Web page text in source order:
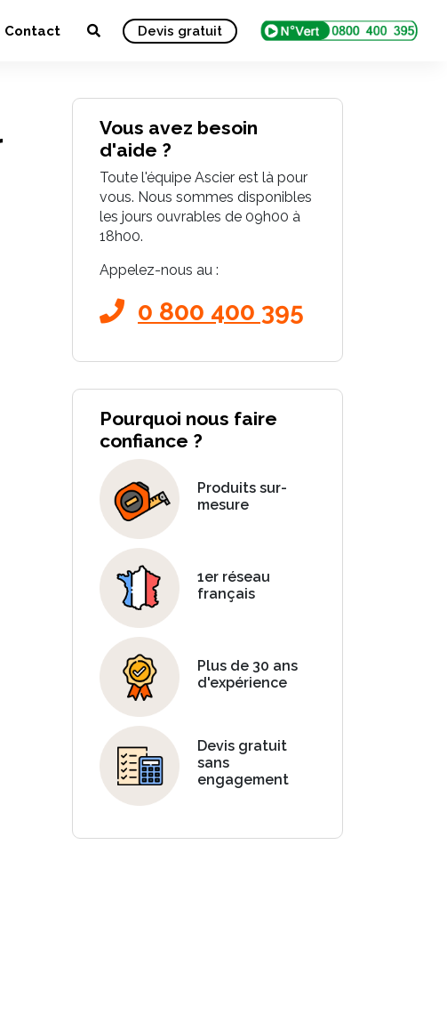
Contact Devis gratuit
Vous avez besoin
d'aide ?
Toute l'équipe Ascier est là pour
vous. Nous sommes disponibles
les jours ouvrables de 09h00 à
18h00.
Appelez-nous au :
0 800 400 395
Pourquoi nous faire
confiance ?
Produits sur-
mesure
1er réseau
français
Plus de 30 ans
d'expérience
Devis gratuit
sans
engagement